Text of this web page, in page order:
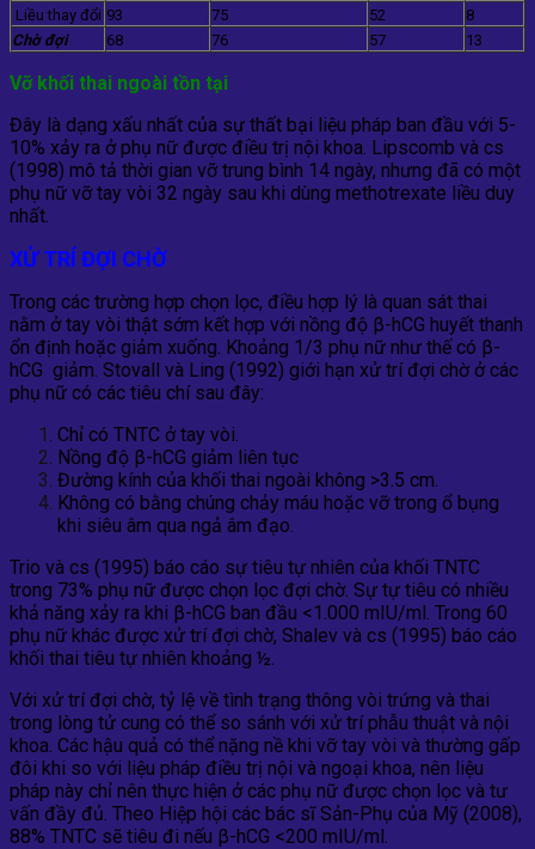
Liều thay đổi 93 75 52
8
Chờ đợi
68 76 57 13
Vỡ khối thai ngoài tồn tại
Đây là dạng xấu nhất của sự thất bại liệu pháp ban đầu với 5-
10% xảy ra ở phụ nữ được điều trị nội khoa. Lipscomb và cs
(1998) mô tả thời gian vỡ trung bình 14 ngày, nhưng đã có một
phụ nữ vỡ tay vòi 32 ngày sau khi dùng methotrexate liều duy
nhất.
XỬ TRÍ ĐỢI CHỜ
Trong các trường hợp chọn lọc, điều hợp lý là quan sát thai
nằm ở tay vòi thật sớm kết hợp với nồng độ β-hCG huyết thanh
ổn định hoặc giảm xuống. Khoảng 1/3 phụ nữ như thế có β-
hCG giảm. Stovall và Ling (1992) giới hạn xử trí đợi chờ ở các
phụ nữ có các tiêu chí sau đây:
Chỉ có TNTC ở tay vòi.
Nồng độ β-hCG giảm liên tục
Đường kính của khối thai ngoài không >3.5 cm.
Không có bằng chúng chảy máu hoặc vỡ trong ổ bụng
khi siêu âm qua ngả âm đạo.
Trio và cs (1995) báo cáo sự tiêu tự nhiên của khối TNTC
trong 73% phụ nữ được chọn lọc đợi chờ. Sự tự tiêu có nhiều
khả năng xảy ra khi β-hCG ban đầu <1.000 mIU/ml. Trong 60
phụ nữ khác được xử trí đợi chờ, Shalev và cs (1995) báo cáo
khối thai tiêu tự nhiên khoảng ½.
Với xử trí đợi chờ, tỷ lệ về tình trạng thông vòi trứng và thai
trong lòng tử cung có thể so sánh với xử trí phẫu thuật và nội
khoa. Các hậu quả có thể nặng nề khi vỡ tay vòi và thường gấp
đôi khi so với liệu pháp điều trị nội và ngoại khoa, nên liệu
pháp này chỉ nên thực hiện ở các phụ nữ được chọn lọc và tư
vấn đầy đủ. Theo Hiệp hội các bác sĩ Sản-Phụ của Mỹ (2008),
88% TNTC sẽ tiêu đi nếu β-hCG <200 mIU/ml.